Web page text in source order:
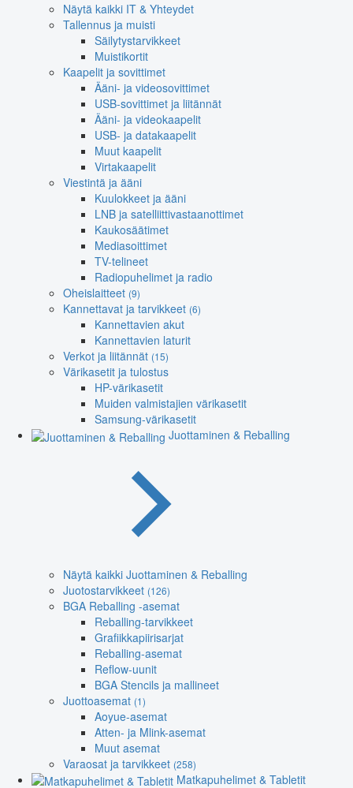
Näytä kaikki IT & Yhteydet
Tallennus ja muisti
Säilytystarvikkeet
Muistikortit
Kaapelit ja sovittimet
Ääni- ja videosovittimet
USB-sovittimet ja liitännät
Ääni- ja videokaapelit
USB- ja datakaapelit
Muut kaapelit
Virtakaapelit
Viestintä ja ääni
Kuulokkeet ja ääni
LNB ja satelliittivastaanottimet
Kaukosäätimet
Mediasoittimet
TV-telineet
Radiopuhelimet ja radio
Oheislaitteet (9)
Kannettavat ja tarvikkeet (6)
Kannettavien akut
Kannettavien laturit
Verkot ja liitännät (15)
Värikasetit ja tulostus
HP-värikasetit
Muiden valmistajien värikasetit
Samsung-värikasetit
Juottaminen & Reballing
Näytä kaikki Juottaminen & Reballing
Juotostarvikkeet (126)
BGA Reballing -asemat
Reballing-tarvikkeet
Grafiikkapiirisarjat
Reballing-asemat
Reflow-uunit
BGA Stencils ja mallineet
Juottoasemat (1)
Aoyue-asemat
Atten- ja Mlink-asemat
Muut asemat
Varaosat ja tarvikkeet (258)
Matkapuhelimet & Tabletit